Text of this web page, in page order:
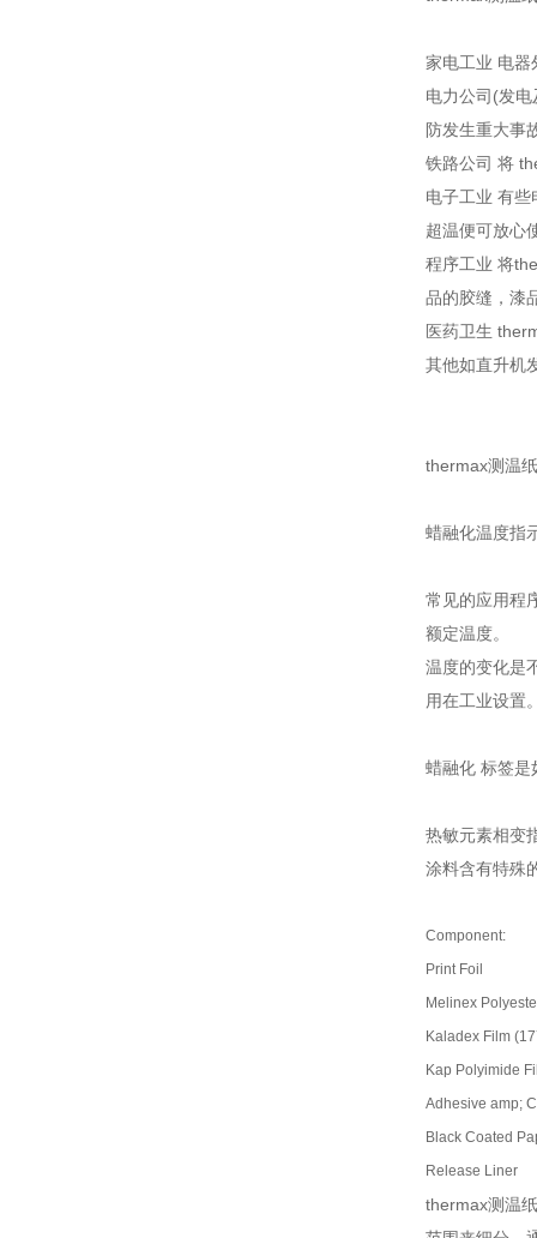
家电工业 电器
电力公司(发
防发生重大事
铁路公司 将
电子工业 有
超温便可放心
程序工业 将
品的胶缝，漆
医药卫生
其他如直升机
thermax测温
蜡融化温度指
常见的应用程
额定温度。
温度的变化是
用在工业设置
蜡融化 标签是
热敏元素相变
涂料含有特殊
Component:
Print Foil
Melinex
Kaladex Film
Kap Polyimide
Adhesive amp;
Black Coated
Release Liner
thermax测温